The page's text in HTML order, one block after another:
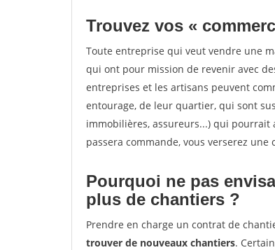
Trouvez vos «
Toute entreprise qui veut vendre une
qui ont pour mission de revenir avec
entreprises et les artisans peuvent
entourage, de leur quartier, qui sont
immobilières, assureurs...) qui
passera commande, vous verserez
Pourquoi ne pas
plus de chantiers ?
Prendre en charge un contrat de
trouver de nouveaux chantiers.